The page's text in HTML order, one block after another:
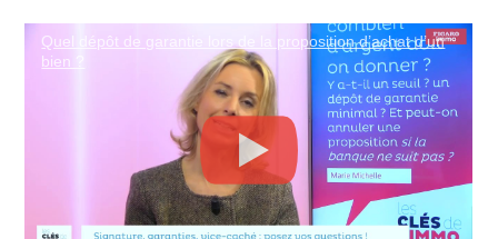
Quel dépôt de garantie lors de la proposition d’achat d’un
bien ?
Annulation du compromis : comment faire et
quelles peuvent être les conséquences ?
La rupture du compromis peut intervenir à tout moment,
mais sous réserve de respecter certaines conditions. La
plus courante reste le droit de rétractation de 10 jours.
Autrement, uneclause suspensiveou un accord mutuel
permet d’annuler le contrat sans pénalité.